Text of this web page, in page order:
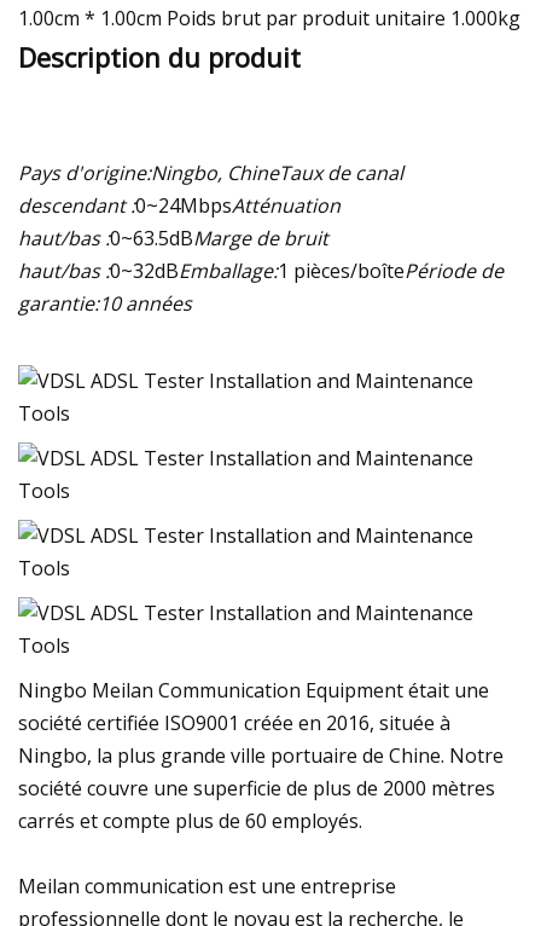
1.00cm * 1.00cm Poids brut par produit unitaire 1.000kg
Description du produit
Pays d'origine:Ningbo, ChineTaux de canal
descendant :0~24MbpsAtténuation
haut/bas :0~63.5dBMarge de bruit
haut/bas :0~32dBEmballage:1 pièces/boîtePériode de
garantie:10 années
Ningbo Meilan Communication Equipment était une
société certifiée ISO9001 créée en 2016, située à
Ningbo, la plus grande ville portuaire de Chine. Notre
société couvre une superficie de plus de 2000 mètres
carrés et compte plus de 60 employés.
Meilan communication est une entreprise
professionnelle dont le noyau est la recherche, le